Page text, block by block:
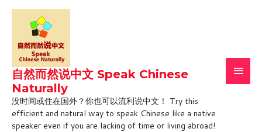
Skip
content
自然而然说中文 Speak Chinese
Naturally
没时间或住在国外？你也可以流利说中文！ Try this
efficient and natural way to speak Chinese like a native
speaker even if you are lacking of time or living abroad!